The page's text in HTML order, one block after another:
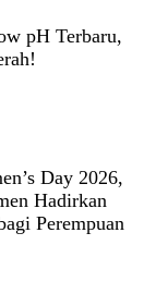
pH Terbaru,
Day 2026,
Hadirkan
Perempuan